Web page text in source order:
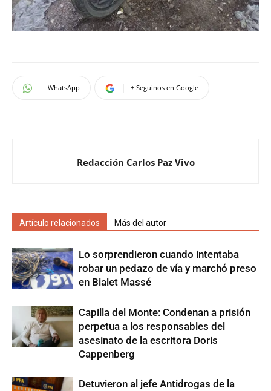
WhatsApp + Seguinos en Google
Redacción Carlos Paz Vivo
Artículo relacionados Más del autor
Lo sorprendieron cuando intentaba
robar un pedazo de vía y marchó preso
en Bialet Massé
Capilla del Monte: Condenan a prisión
perpetua a los responsables del
asesinato de la escritora Doris
Cappenberg
Detuvieron al jefe Antidrogas de la